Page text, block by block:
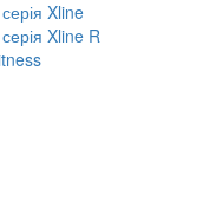
Xline
Xline R